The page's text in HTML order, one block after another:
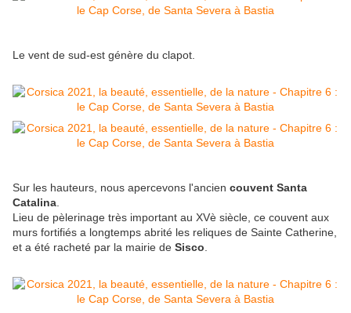
Le vent de sud-est génère du clapot.
Sur les hauteurs, nous apercevons l'ancien couvent Santa
Catalina
Lieu de pèlerinage très important au XVè siècle, ce couvent aux
murs fortifiés a longtemps abrité les reliques de Sainte Catherine,
et a été racheté par la mairie de Sisco